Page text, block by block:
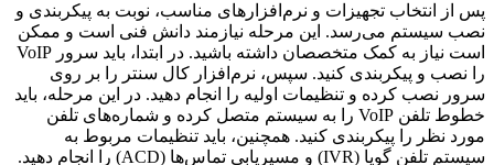
پس از انتخاب تجهیزات و نرم‌افزارهای مناسب، نوبت به پیکربندی و
نصب سیستم می‌رسد. این مرحله نیازمند دانش فنی است و ممکن
است نیاز به کمک متخصصان داشته باشید. در ابتدا، باید سرور VoIP
را نصب و پیکربندی کنید. سپس، نرم‌افزار کال سنتر را بر روی
سرور نصب کرده و تنظیمات اولیه را انجام دهید. در این مرحله، باید
خطوط تلفن VoIP را به سیستم متصل کرده و شماره‌های تلفن
مورد نظر را پیکربندی کنید. همچنین، باید تنظیمات مربوط به
سیستم تلفن گویا (IVR) و مسیریابی تماس‌ها (ACD) را انجام دهید.